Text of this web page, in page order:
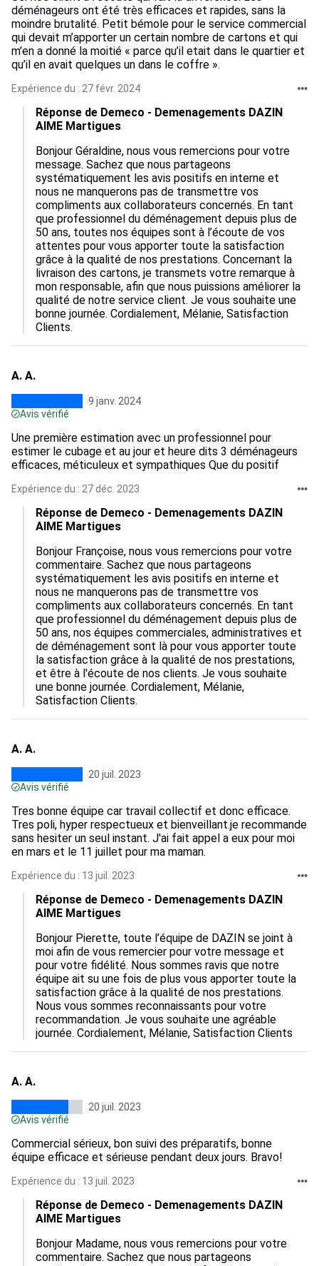
déménageurs ont été très efficaces et rapides, sans la
moindre brutalité. Petit bémole pour le service commercial
qui devait m’apporter un certain nombre de cartons et qui
m’en a donné la moitié « parce qu’il etait dans le quartier et
qu’il en avait quelques un dans le coffre ».
Expérience du : 27 févr. 2024
Réponse de Demeco - Demenagements DAZIN
AIME Martigues
Bonjour Géraldine, nous vous remercions pour votre
message. Sachez que nous partageons
systématiquement les avis positifs en interne et
nous ne manquerons pas de transmettre vos
compliments aux collaborateurs concernés. En tant
que professionnel du déménagement depuis plus de
50 ans, toutes nos équipes sont à l’écoute de vos
attentes pour vous apporter toute la satisfaction
grâce à la qualité de nos prestations. Concernant la
livraison des cartons, je transmets votre remarque à
mon responsable, afin que nous puissions améliorer la
qualité de notre service client. Je vous souhaite une
bonne journée. Cordialement, Mélanie, Satisfaction
Clients.
A. A.
9 janv. 2024
Avis vérifié
Une première estimation avec un professionnel pour
estimer le cubage et au jour et heure dits 3 déménageurs
efficaces, méticuleux et sympathiques Que du positif
Expérience du : 27 déc. 2023
Réponse de Demeco - Demenagements DAZIN
AIME Martigues
Bonjour Françoise, nous vous remercions pour votre
commentaire. Sachez que nous partageons
systématiquement les avis positifs en interne et
nous ne manquerons pas de transmettre vos
compliments aux collaborateurs concernés. En tant
que professionnel du déménagement depuis plus de
50 ans, nos équipes commerciales, administratives et
de déménagement sont là pour vous apporter toute
la satisfaction grâce à la qualité de nos prestations,
et être à l'écoute de nos clients. Je vous souhaite
une bonne journée. Cordialement, Mélanie,
Satisfaction Clients.
A. A.
20 juil. 2023
Avis vérifié
Tres bonne équipe car travail collectif et donc efficace.
Tres poli, hyper respectueux et bienveillant.je recommande
sans hesiter un seul instant. J'ai fait appel a eux pour moi
en mars et le 11 juillet pour ma maman.
Expérience du : 13 juil. 2023
Réponse de Demeco - Demenagements DAZIN
AIME Martigues
Bonjour Pierette, toute l’équipe de DAZIN se joint à
moi afin de vous remercier pour votre message et
pour votre fidélité. Nous sommes ravis que notre
équipe ait su une fois de plus vous apporter toute la
satisfaction grâce à la qualité de nos prestations.
Nous vous sommes reconnaissants pour votre
recommandation. Je vous souhaite une agréable
journée. Cordialement, Mélanie, Satisfaction Clients
A. A.
20 juil. 2023
Avis vérifié
Commercial sérieux, bon suivi des préparatifs, bonne
équipe efficace et sérieuse pendant deux jours. Bravo!
Expérience du : 13 juil. 2023
Réponse de Demeco - Demenagements DAZIN
AIME Martigues
Bonjour Madame, nous vous remercions pour votre
commentaire. Sachez que nous partageons